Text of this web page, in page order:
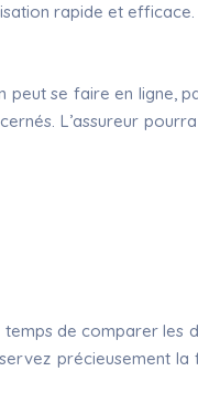
rapide et efficace.
se faire en ligne,
L’assureur
de comparer les
précieusement